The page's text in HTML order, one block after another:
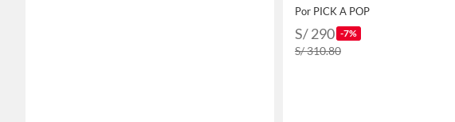
Por PICK A POP
S/ 290 -7%
S/ 310.80